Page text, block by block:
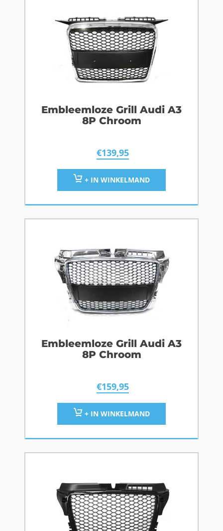
Embleemloze Grill Audi A3
8P Chroom
€139,95
+ IN WINKELMAND
Embleemloze Grill Audi A3
8P Chroom
€159,95
+ IN WINKELMAND